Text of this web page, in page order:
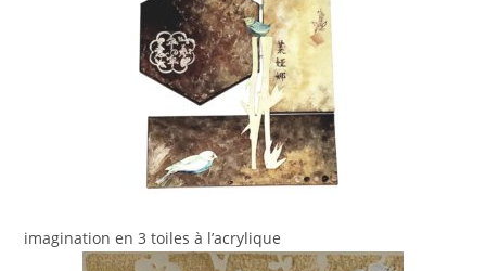
imagination en 3 toiles à l’acrylique